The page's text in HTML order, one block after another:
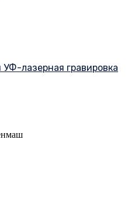
УФ-лазерная гравировка